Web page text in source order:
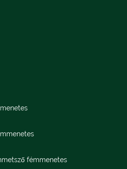
fémmenetes